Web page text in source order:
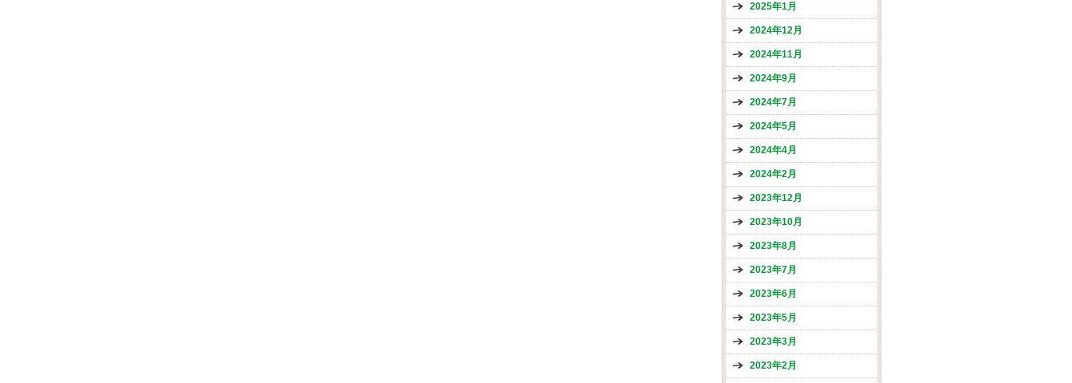
2025年1月
2024年12月
2024年11月
2024年9月
2024年7月
2024年5月
2024年4月
2024年2月
2023年12月
2023年10月
2023年8月
2023年7月
2023年6月
2023年5月
2023年3月
2023年2月